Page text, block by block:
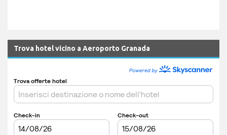
Trova hotel vicino a Aeroporto Granada